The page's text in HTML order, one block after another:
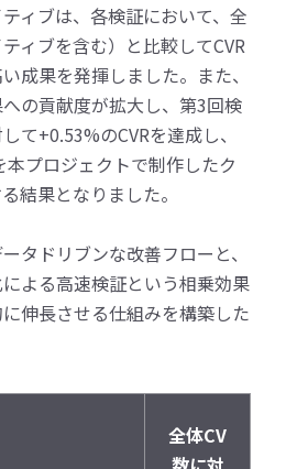
ィブは、各検証において、全
ィブを含む）と比較してCVR
成果を発揮しました。また、
の貢献度が拡大し、第3回検
て+0.53%のCVRを達成し、
プロジェクトで制作したク
結果となりました。
タドリブンな改善フローと、
よる高速検証という相乗効果
伸長させる仕組みを構築した
全体CV